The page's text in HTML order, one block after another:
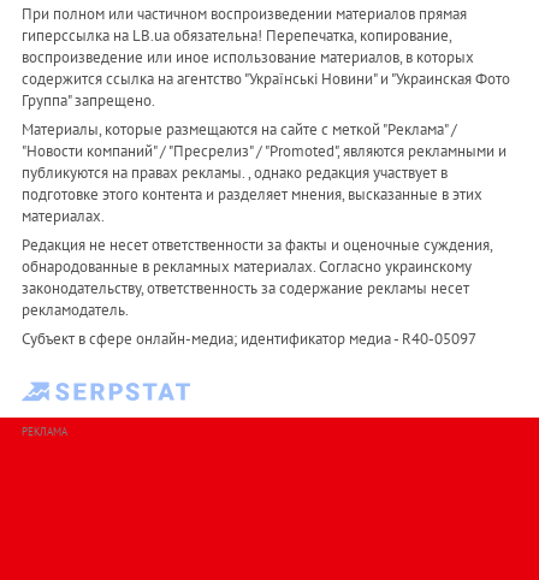
При полном или частичном воспроизведении материалов прямая
гиперссылка на LB.ua обязательна! Перепечатка, копирование,
воспроизведение или иное использование материалов, в которых
содержится ссылка на агентство "Українськi Новини" и "Украинская Фото
Группа" запрещено.
Материалы, которые размещаются на сайте с меткой "Реклама" /
"Новости компаний" / "Пресрелиз" / "Promoted", являются рекламными и
публикуются на правах рекламы. , однако редакция участвует в
подготовке этого контента и разделяет мнения, высказанные в этих
материалах.
Редакция не несет ответственности за факты и оценочные суждения,
обнародованные в рекламных материалах. Согласно украинскому
законодательству, ответственность за содержание рекламы несет
рекламодатель.
Субъект в сфере онлайн-медиа; идентификатор медиа - R40-05097
РЕКЛАМА